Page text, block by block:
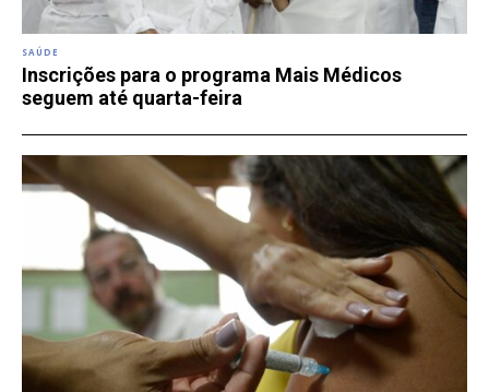
SAÚDE
Inscrições para o programa Mais Médicos
seguem até quarta-feira